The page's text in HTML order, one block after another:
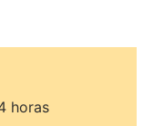
horas